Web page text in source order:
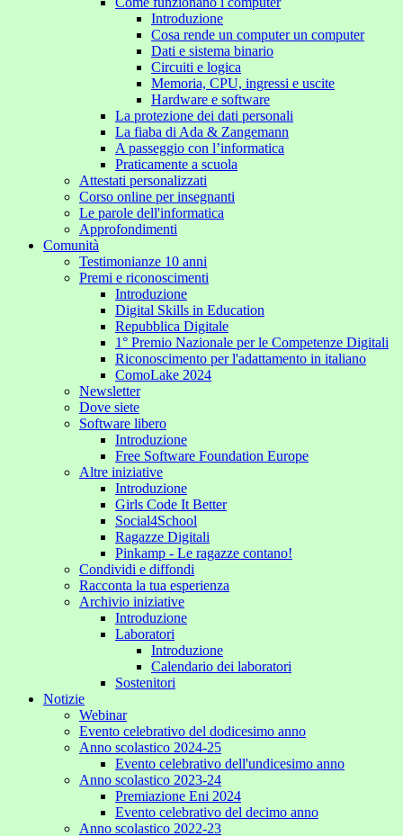
Introduzione
Cosa rende un computer un computer
Dati e sistema binario
Circuiti e logica
Memoria, CPU, ingressi e uscite
Hardware e software
La protezione dei dati personali
La fiaba di Ada & Zangemann
A passeggio con l’informatica
Praticamente a scuola
Attestati personalizzati
Corso online per insegnanti
Le parole dell'informatica
Approfondimenti
Comunità
Testimonianze 10 anni
Premi e riconoscimenti
Introduzione
Digital Skills in Education
Repubblica Digitale
1° Premio Nazionale per le Competenze Digitali
Riconoscimento per l'adattamento in italiano
ComoLake 2024
Newsletter
Dove siete
Software libero
Introduzione
Free Software Foundation Europe
Altre iniziative
Introduzione
Girls Code It Better
Social4School
Ragazze Digitali
Pinkamp - Le ragazze contano!
Condividi e diffondi
Racconta la tua esperienza
Archivio iniziative
Introduzione
Laboratori
Introduzione
Calendario dei laboratori
Sostenitori
Notizie
Webinar
Evento celebrativo del dodicesimo anno
Anno scolastico 2024-25
Evento celebrativo dell'undicesimo anno
Anno scolastico 2023-24
Premiazione Eni 2024
Evento celebrativo del decimo anno
Anno scolastico 2022-23